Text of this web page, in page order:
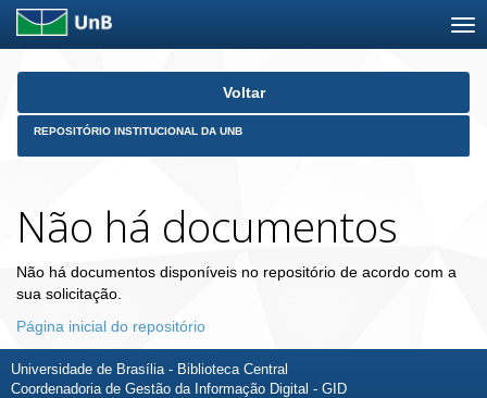
Skip
Voltar
REPOSITÓRIO INSTITUCIONAL DA UNB
Não há documentos
Não há documentos disponíveis no repositório de acordo com a
sua solicitação.
Página inicial do repositório
Universidade de Brasília - Biblioteca Central
Coordenadoria de Gestão da Informação Digital - GID